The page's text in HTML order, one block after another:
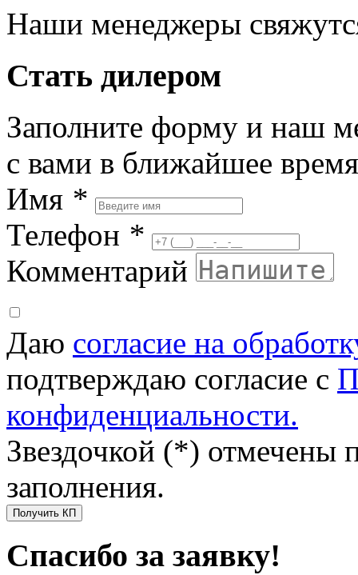
Наши менеджеры
Стать дилером
Заполните форму и наш
с вами в ближайшее время
Имя *
Телефон *
Комментарий
Даю согласие на
подтверждаю согласие с
конфиденциальности.
Звездочкой (*) отмечены
заполнения.
Получить КП
Спасибо за заявку!